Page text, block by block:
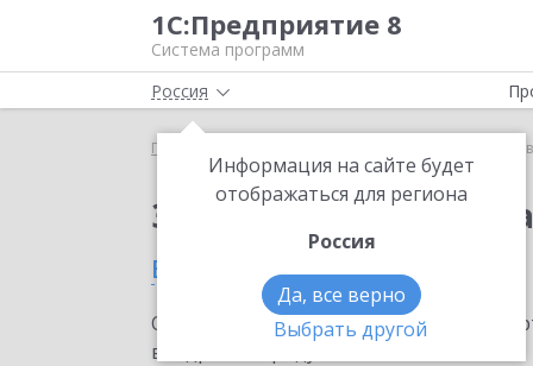
1С:Предприятие 8
Система программ
Россия
Информация на сайте будет
отображаться для региона
Россия
Да, все верно
Выбрать другой
Главная
Заказать 1С:Доставка
в Мытищах
Ознакомьтесь с информационными
внедрение продукта.